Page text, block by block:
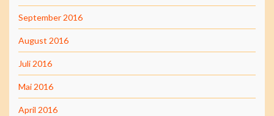
September 2016
August 2016
Juli 2016
Mai 2016
April 2016